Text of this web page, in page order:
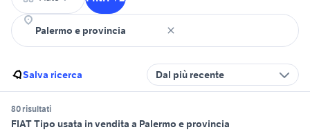
Salva ricerca Dal più recente
80 risultati
FIAT Tipo usata in vendita a Palermo e provincia